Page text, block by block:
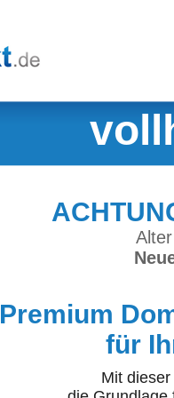
Premium
für
Mit